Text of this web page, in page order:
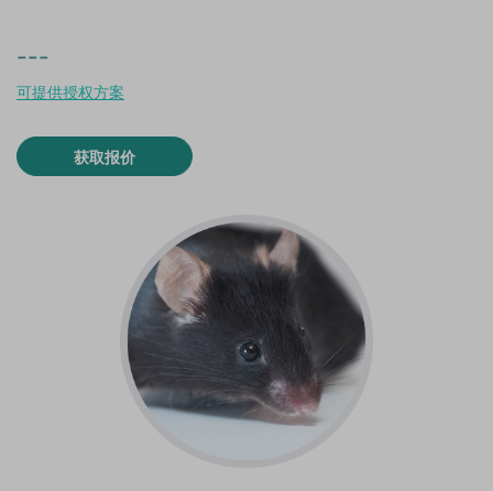
---
可提供授权方案
获取报价